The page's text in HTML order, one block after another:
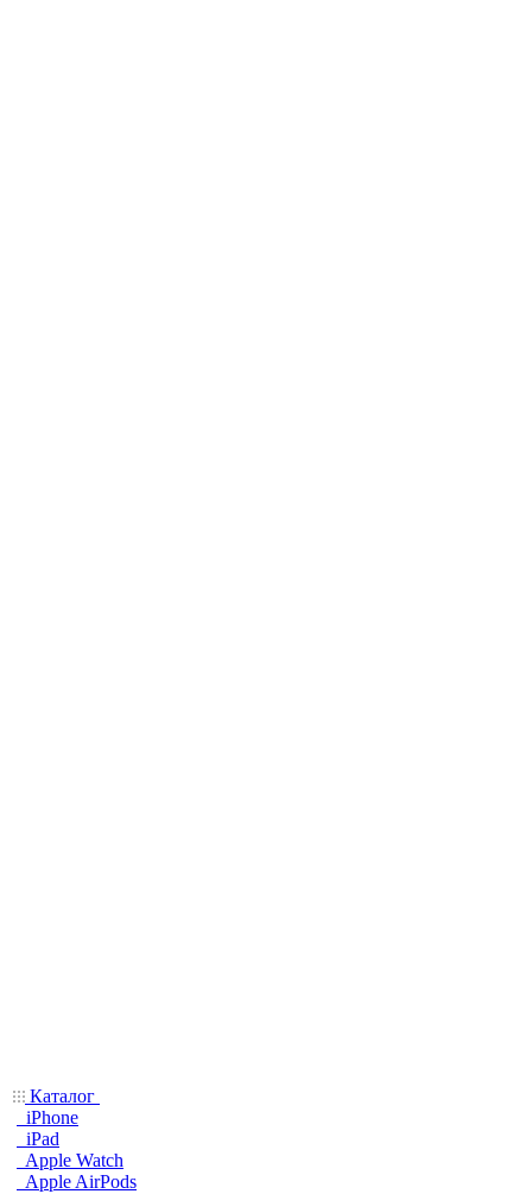
Каталог
iPhone
iPad
Apple Watch
Apple AirPods